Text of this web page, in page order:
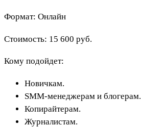
Формат: Онлайн
Стоимость: 15 600 руб.
Кому подойдет:
Новичкам.
SMM-менеджерам и блогерам.
Копирайтерам.
Журналистам.